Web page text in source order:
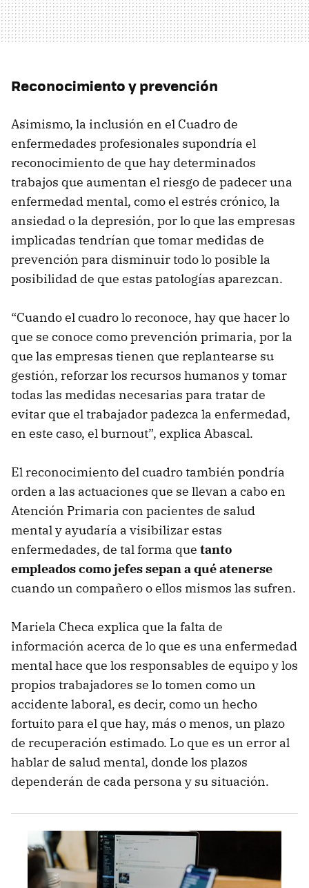
Reconocimiento y prevención
Asimismo, la inclusión en el Cuadro de
enfermedades profesionales supondría el
reconocimiento de que hay determinados
trabajos que aumentan el riesgo de padecer una
enfermedad mental, como el estrés crónico, la
ansiedad o la depresión, por lo que las empresas
implicadas tendrían que tomar medidas de
prevención para disminuir todo lo posible la
posibilidad de que estas patologías aparezcan.
“Cuando el cuadro lo reconoce, hay que hacer lo
que se conoce como prevención primaria, por la
que las empresas tienen que replantearse su
gestión, reforzar los recursos humanos y tomar
todas las medidas necesarias para tratar de
evitar que el trabajador padezca la enfermedad,
en este caso, el burnout”, explica Abascal.
El reconocimiento del cuadro también pondría
orden a las actuaciones que se llevan a cabo en
Atención Primaria con pacientes de salud
mental y ayudaría a visibilizar estas
enfermedades, de tal forma que tanto
empleados como jefes sepan a qué atenerse
cuando un compañero o ellos mismos las sufren.
Mariela Checa explica que la falta de
información acerca de lo que es una enfermedad
mental hace que los responsables de equipo y los
propios trabajadores se lo tomen como un
accidente laboral, es decir, como un hecho
fortuito para el que hay, más o menos, un plazo
de recuperación estimado. Lo que es un error al
hablar de salud mental, donde los plazos
dependerán de cada persona y su situación.